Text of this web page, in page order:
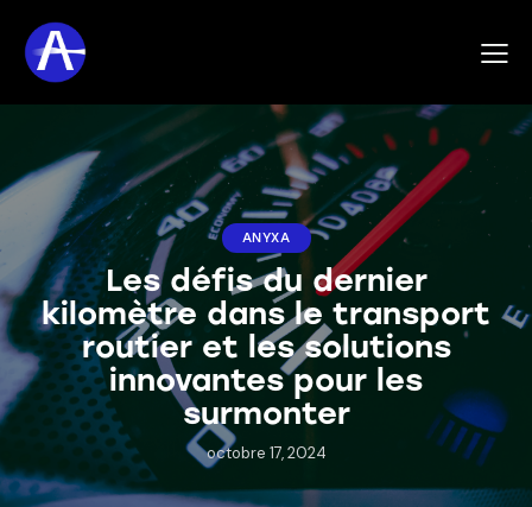
ANYXA
Les défis du dernier
kilomètre dans le transport
routier et les solutions
innovantes pour les
surmonter
octobre 17, 2024